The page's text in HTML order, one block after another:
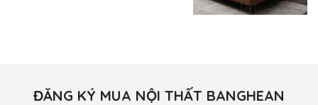
ĐĂNG KÝ MUA NỘI THẤT BANGHEAN